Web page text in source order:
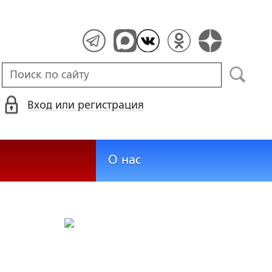
Вход или регистрация
О нас